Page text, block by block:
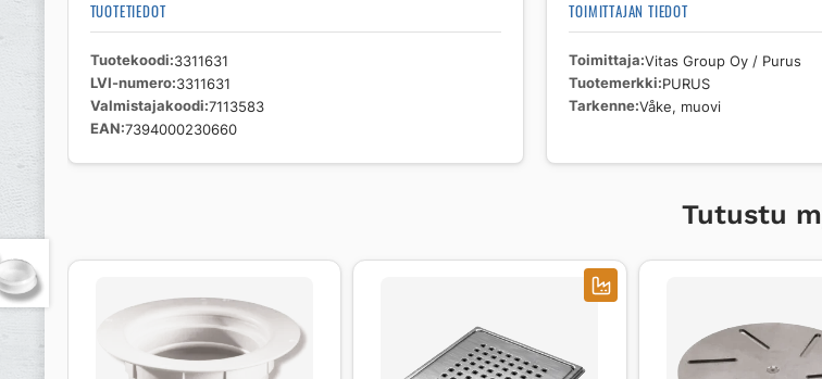
TUOTETIEDOT
Tuotekoodi 3311631
LVI-numero 3311631
Valmistajakoodi 7113583
EAN 7394000230660
TOIMITTAJAN TIEDOT
Toimittaja Vitas Group Oy / Purus
Tuotemerkki PURUS
Tarkenne Våke, muovi
Tutustu